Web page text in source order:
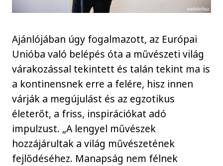
Ajánlójában úgy fogalmazott, az Európai
Unióba való belépés óta a művészeti világ
várakozással tekintett és talán tekint ma is
a kontinensnek erre a felére, hisz innen
várják a megújulást és az egzotikus
életerőt, a friss, inspirációkat adó
impulzust. „A lengyel művészek
hozzájárultak a világ művészetének
fejlődéséhez. Manapság nem félnek